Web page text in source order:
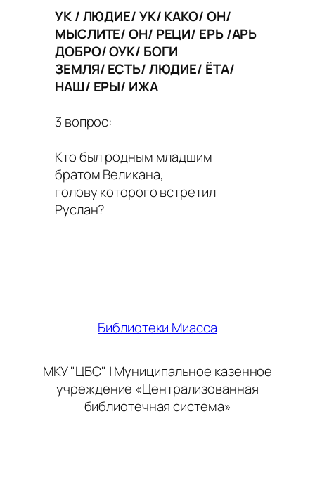
УК / ЛЮДИЕ/ УК/ КАКО/ ОН/
МЫСЛИТЕ/ ОН/ РЕЦИ/ ЕРЬ /АРЬ
ДОБРО/ ОУК/ БОГИ
ЗЕМЛЯ/ ЕСТЬ/ ЛЮДИЕ/ ЁТА/
НАШ/ ЕРЫ/ ИЖА
3 вопрос:
Кто был родным младшим
братом Великана,
голову которого встретил
Руслан?
Библиотеки Миасса
МКУ "ЦБС" | Муниципальное казенное
учреждение «Централизованная
библиотечная система»